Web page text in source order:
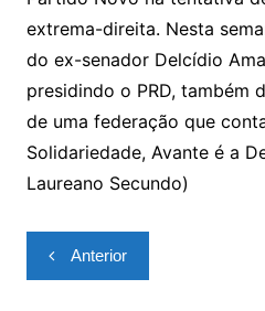
extrema-direita. Nesta
do ex-senador Delcídio
presidindo o PRD, também
de uma federação que
Solidariedade, Avante é a
Laureano Secundo)
Navegação
de
Anterior